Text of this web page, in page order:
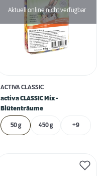
Aktuell online nicht verfügbar
ACTIVA CLASSIC
activa CLASSIC Mix -
Blütenträume
50 g 450 g +9